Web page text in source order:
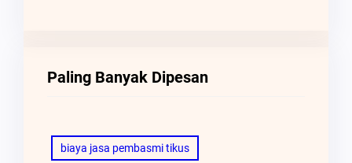
Paling Banyak Dipesan
biaya jasa pembasmi tikus